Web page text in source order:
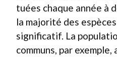
tuées chaque année à
la majorité des
significatif. La
communs, par